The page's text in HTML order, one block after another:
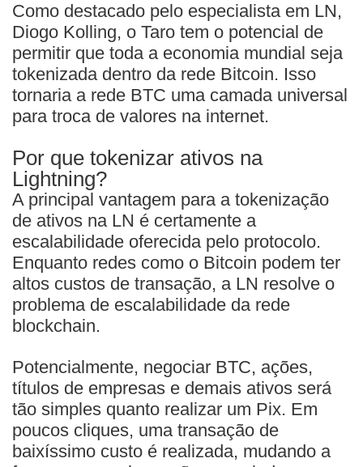
Como destacado pelo especialista em LN,
Diogo Kolling, o Taro tem o potencial de
permitir que toda a economia mundial seja
tokenizada dentro da rede Bitcoin. Isso
tornaria a rede BTC uma camada universal
para troca de valores na internet.
Por que tokenizar ativos na
Lightning?
A principal vantagem para a tokenização
de ativos na LN é certamente a
escalabilidade oferecida pelo protocolo.
Enquanto redes como o Bitcoin podem ter
altos custos de transação, a LN resolve o
problema de escalabilidade da rede
blockchain.
Potencialmente, negociar BTC, ações,
títulos de empresas e demais ativos será
tão simples quanto realizar um Pix. Em
poucos cliques, uma transação de
baixíssimo custo é realizada, mudando a